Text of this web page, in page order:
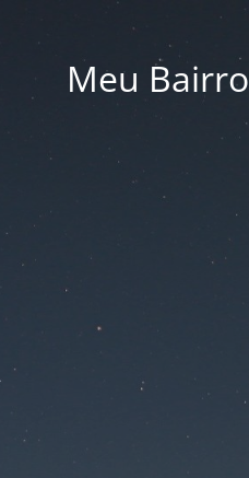
Meu Bairro